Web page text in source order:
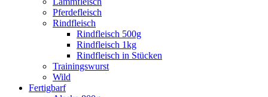
Pferdefleisch
Rindfleisch
Rindfleisch 500g
Rindfleisch 1kg
Rindfleisch in Stücken
Trainingswurst
Wild
Fertigbarf